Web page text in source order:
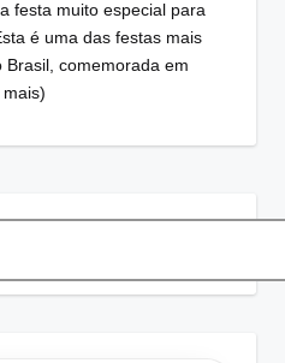
festa muito especial para
é uma das festas mais
comemorada em